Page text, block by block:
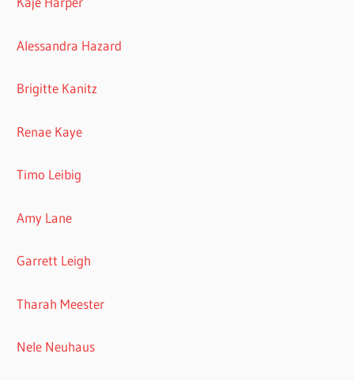
Alessandra Hazard
Brigitte Kanitz
Renae Kaye
Timo Leibig
Amy Lane
Garrett Leigh
Tharah Meester
Nele Neuhaus